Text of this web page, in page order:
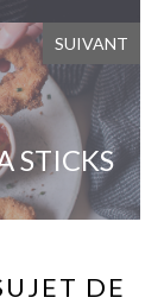
SUIVANT
STICKS
DE